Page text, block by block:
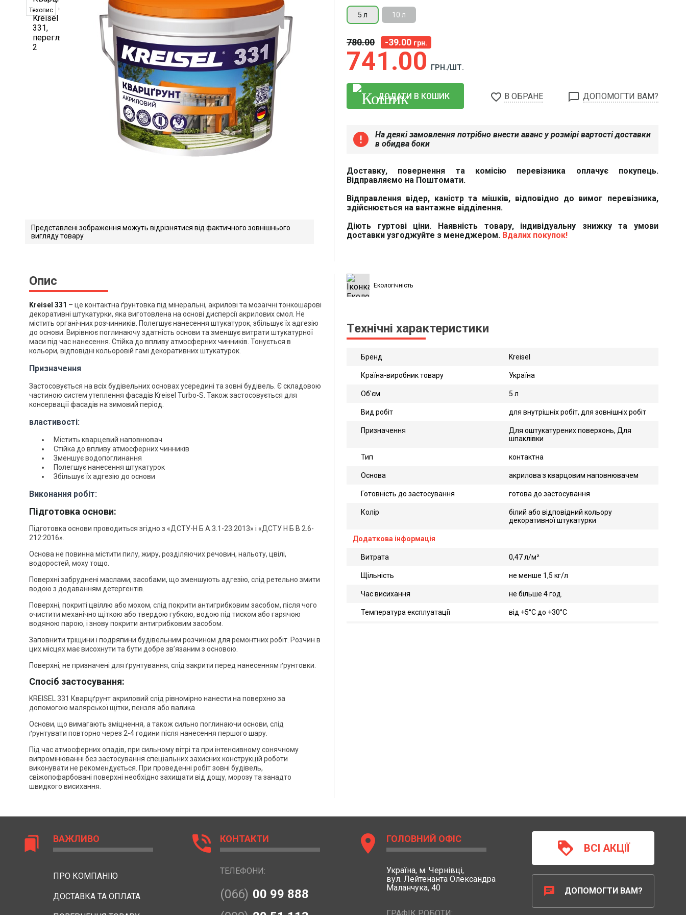
Техопис
Представлені зображення можуть відрізнятися від фактичного зовнішнього
вигляду товару
5 л 10 л
780 00 -39.00 грн.
741 00 ГРН./ШТ.
ДОДАТИ В КОШИК favorite_border В ОБРАНЕ chat_bubble_outline ДОПОМОГТИ ВАМ?
error
На деякі замовлення потрібно внести аванс у розмірі вартості доставки
в обидва боки
Доставку, повернення та комісію перевізника оплачує покупець.
Відправляємо на Поштомати.
Відправлення відер, каністр та мішків, відповідно до вимог перевізника,
здійснюється на вантажне відділення.
Діють гуртові ціни. Наявність товару, індивідуальну знижку та умови
доставки узгоджуйте з менеджером. Вдалих покупок!
Опис
Kreisel 331 – це контактна ґрунтовка під мінеральні, акрилові та мозаїчні тонкошарові
декоративні штукатурки, яка виготовлена на основі дисперсії акрилових смол. Не
містить органічних розчинників. Полегшує нанесення штукатурок, збільшує їх адгезію
до основи. Вирівнює поглинаючу здатність основи та зменшує витрати штукатурної
маси під час нанесення. Стійка до впливу атмосферних чинників. Тонується в
кольори, відповідні кольоровій гамі декоративних штукатурок.
Призначення
Застосовується на всіх будівельних основах усередині та зовні будівель. Є складовою
частиною систем утеплення фасадів Kreisel Turbo-S. Також застосовується для
консервації фасадів на зимовий період
властивості:
Містить кварцевий наповнювач
Стійка до впливу атмосферних чинників
Зменшує водопоглинання
Полегшує нанесення штукатурок
Збільшує їх адгезію до основи
Виконання робіт:
Підготовка основи:
Підготовка основи проводиться згідно з «ДСТУ-Н Б А.3.1-23:2013» і «ДСТУ Н Б В 2.6-
212:2016».
Основа не повинна містити пилу, жиру, розділяючих речовин, нальоту, цвілі,
водоростей, моху тощо.
Поверхні забруднені маслами, засобами, що зменшують адгезію, слід ретельно змити
водою з додаванням детергентів.
Поверхні, покриті цвіллю або мохом, слід покрити антигрибковим засобом, після чого
очистити механічно щіткою або твердою губкою, водою під тиском або гарячою
водяною парою, і знову покрити антигрибковим засобом.
Заповнити тріщини і подряпини будівельним розчином для ремонтних робіт. Розчин в
цих місцях має висохнути та бути добре зв’язаним з основою.
Поверхні, не призначені для ґрунтування, слід закрити перед нанесенням ґрунтовки.
Спосіб застосування:
KREISEL 331 Кварцґрунт акриловий слід рівномірно нанести на поверхню за
допомогою малярської щітки, пензля або валика.
Основи, що вимагають зміцнення, а також сильно поглинаючи основи, слід
ґрунтувати повторно через 2-4 години після нанесення першого шару.
Під час атмосферних опадів, при сильному вітрі та при інтенсивному сонячному
випромінюванні без застосування спеціальних захисних конструкцій роботи
виконувати не рекомендується. При проведенні робіт зовні будівель,
свіжопофарбовані поверхні необхідно захищати від дощу, морозу та занадто
швидкого висихання.
Екологічність
Технічні характеристики
Бренд Kreisel
Країна-виробник товару Україна
Об'єм 5 л
Вид робіт для внутрішніх робіт, для зовнішніх робіт
Призначення
Для оштукатурених поверхонь, Для
шпаклівки
Тип контактна
Основа акрилова з кварцовим наповнювачем
Готовність до застосування готова до застосування
Колір
білий або відповідний кольору
декоративної штукатурки
Додаткова інформація
Витрата 0,47 л/м²
Щільність не менше 1,5 кг/л
Час висихання не більше 4 год.
Температура експлуатації від +5°С до +30°С
bookmarks ВАЖЛИВО
ПРО КОМПАНІЮ
ДОСТАВКА ТА ОПЛАТА
phone_in_talk КОНТАКТИ
ТЕЛЕФОНИ:
(066) 00 99 888
location_on ГОЛОВНИЙ ОФІС
Україна, м. Чернівці,
вул. Лейтенанта Олександра
Маланчука, 40
loyalty ВСІ АКЦІЇ
chat ДОПОМОГТИ ВАМ?